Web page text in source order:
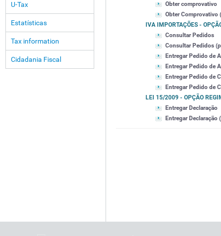
U-Tax
Estatísticas
Tax information
Cidadania Fiscal
Obter comprovativo
Obter Comprovativo
IVA IMPORTAÇÕES -
Consultar Pedidos
Consultar Pedidos
Entregar Pedido de
Entregar Pedido de
Entregar Pedido de
Entregar Pedido de
LEI 15/2009 - OPÇÃO
Entregar Declaração
Entregar